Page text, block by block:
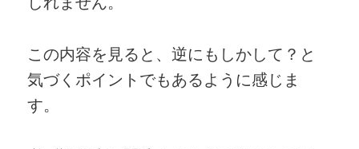
この内容を見ると、逆にもしかして？と
気づくポイントでもあるように感じま
す。